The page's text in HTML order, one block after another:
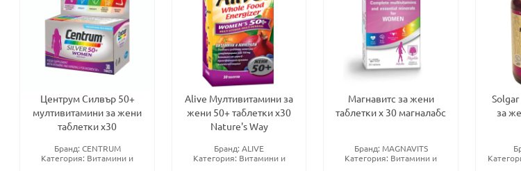
Центрум Силвър 50+
мултивитамини за жени
таблетки х30
Бранд: CENTRUM
Категория: Витамини и
Alive Мултивитамини за
жени 50+ таблетки х30
Nature's Way
Бранд:ALIVE
Категория: Витамини и
Магнавитс за жени
таблетки х 30 магналабс
Бранд: MAGNAVITS
Категория: Витамини и
за